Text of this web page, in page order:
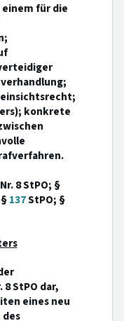
für die
konkrete
8 StPO; §
137StPO; §
8 StPO dar,
eines neu